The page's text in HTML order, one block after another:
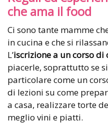
che ama il food
Ci sono tante mamme
in cucina e che si
L’iscrizione a un corso di
piacerle, soprattutto se
particolare come un
di lezioni su come
a casa, realizzare torte
meglio vini e piatti.